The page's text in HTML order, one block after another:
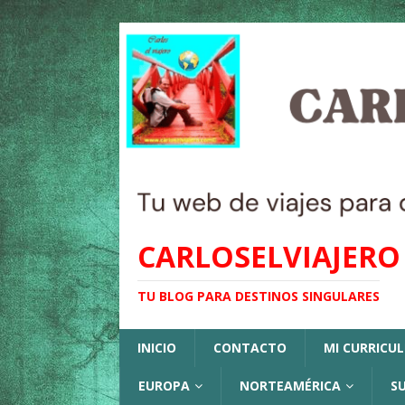
CARLOSELVIAJERO
TU BLOG PARA DESTINOS SINGULARES
INICIO CONTACTO MI
EUROPA NORTEAMÉRICA